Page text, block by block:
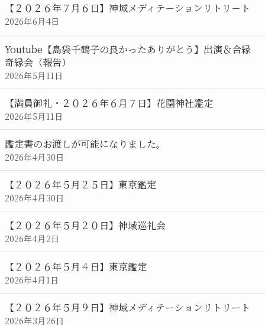
【２０２６年７月６日】神域メディテーションリトリート
2026年6月4日
Youtube【島袋千鶴子の良かったありがとう】出演＆合縁
奇縁会（報告）
2026年5月11日
【満員御礼・２０２６年６月７日】花園神社鑑定
2026年5月11日
鑑定書のお渡しが可能になりました。
2026年4月30日
【２０２６年５月２５日】東京鑑定
2026年4月30日
【２０２６年５月２０日】神域巡礼会
2026年4月2日
【２０２６年５月４日】東京鑑定
2026年4月1日
【２０２６年５月９日】神域メディテーションリトリート
2026年3月26日